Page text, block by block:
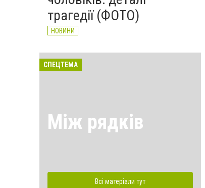
трагедії (ФОТО)
НОВИНИ
СПЕЦТЕМА
Між рядків
Всі матеріали тут